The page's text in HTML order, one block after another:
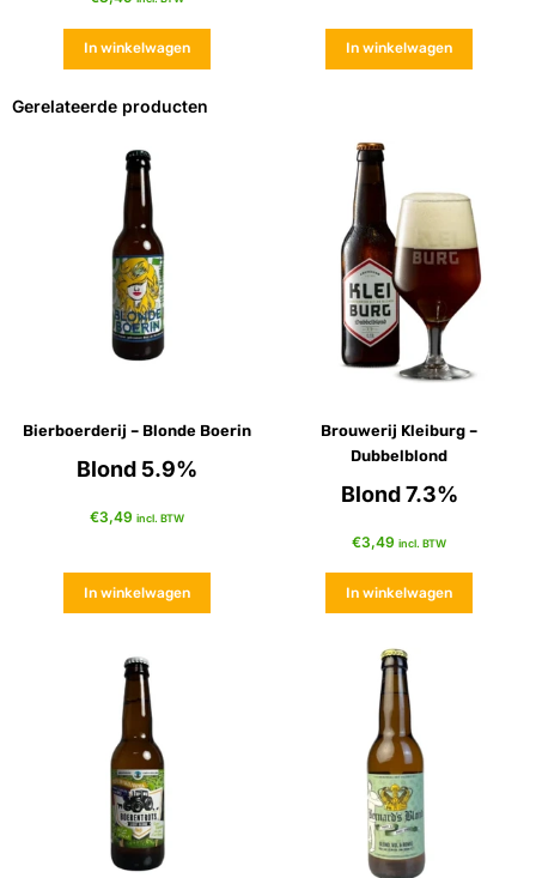
In winkelwagen In winkelwagen
Gerelateerde producten
Bierboerderij – Blonde Boerin
Blond 5.9%
€3,49 incl. BTW
In winkelwagen
Brouwerij Kleiburg –
Dubbelblond
Blond 7.3%
€3,49 incl. BTW
In winkelwagen